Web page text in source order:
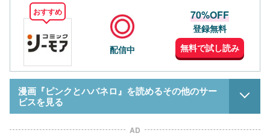
おすすめ
配信中
70%OFF
登録無料
無料で試し読み
漫画『ピンクとハバネロ』を読めるその他のサー
ビスを見る
AD